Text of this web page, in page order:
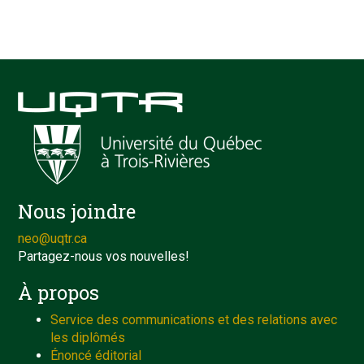
Nous joindre
neo@uqtr.ca
Partagez-nous vos nouvelles!
À propos
Service des communications et des relations avec
les diplômés
Énoncé éditorial